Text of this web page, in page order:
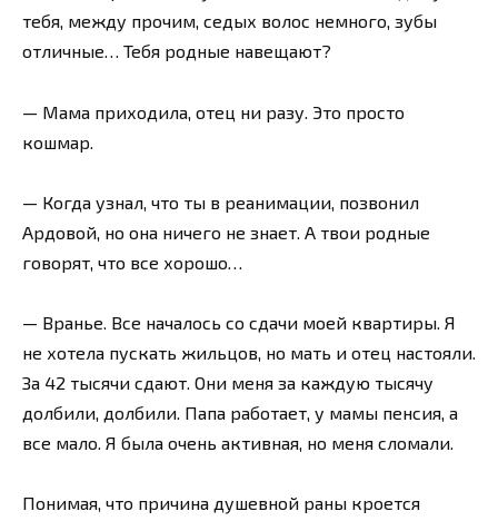
тебя, между прочим, седых волос немного, зубы
отличные… Тебя родные навещают?
— Мама приходила, отец ни разу. Это просто
кошмар.
— Когда узнал, что ты в реанимации, позвонил
Ардовой, но она ничего не знает. А твои родные
говорят, что все хорошо…
— Вранье. Все началось со сдачи моей квартиры. Я
не хотела пускать жильцов, но мать и отец настояли.
За 42 тысячи сдают. Они меня за каждую тысячу
долбили, долбили. Папа работает, у мамы пенсия, а
все мало. Я была очень активная, но меня сломали.
Понимая, что причина душевной раны кроется